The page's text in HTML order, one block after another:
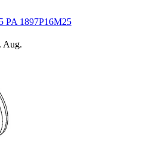
PA 1897P16M25
Aug.